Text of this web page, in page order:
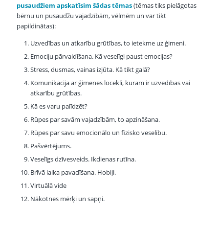
pusaudžiem apskatīsim šādas tēmas(tēmas tiks pielāgotas
bērnu un pusaudžu vajadzībām, vēlmēm un var tikt
papildinātas):
Uzvedības un atkarību grūtības, to ietekme uz ģimeni.
Emociju pārvaldīšana. Kā veselīgi paust emocijas?
Stress, dusmas, vainas izjūta. Kā tikt galā?
Komunikācija ar ģimenes locekli, kuram ir uzvedības vai
atkarību grūtības.
Kā es varu palīdzēt?
Rūpes par savām vajadzībām, to apzināšana.
Rūpes par savu emocionālo un fizisko veselību.
Pašvērtējums.
Veselīgs dzīvesveids. Ikdienas rutīna.
Brīvā laika pavadīšana. Hobiji.
Virtuālā vide
Nākotnes mērķi un sapņi.